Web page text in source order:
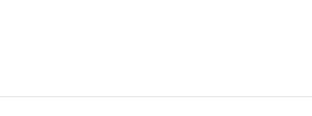
mange flere af disse